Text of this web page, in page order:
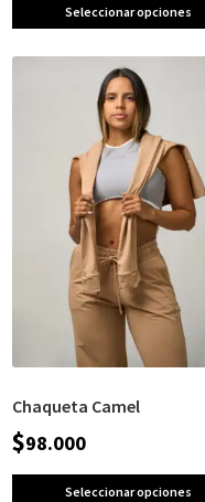
Seleccionar opciones
Chaqueta Camel
$98.000
Seleccionar opciones